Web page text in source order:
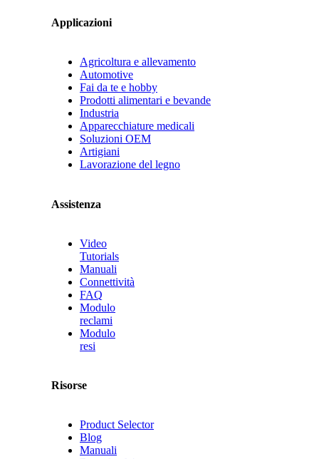
Applicazioni
Agricoltura e allevamento
Automotive
Fai da te e hobby
Prodotti alimentari e bevande
Industria
Apparecchiature medicali
Soluzioni OEM
Artigiani
Lavorazione del legno
Assistenza
Video
Tutorials
Manuali
Connettività
FAQ
Modulo
reclami
Modulo
resi
Risorse
Product Selector
Blog
Manuali